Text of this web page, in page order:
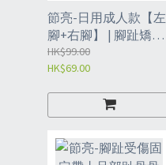
節亮-日用成人款【左
腳+右腳】 | 腳趾矯正
器 | 拇指外翻糾正腳骨
神器 | 改善大腳骨趾分
對裝（JHB）
HK$99.00
HK$69.00